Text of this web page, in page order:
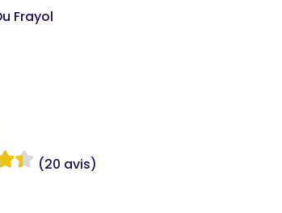
Frayol
(20 avis)